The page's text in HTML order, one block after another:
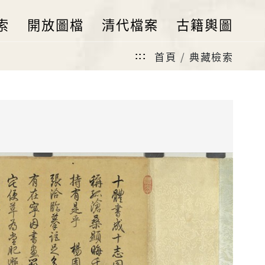
開放圖檔 清代檔案 古籍輿圖
::: 首頁 典藏檢索